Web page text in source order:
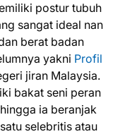
postur tubuh
sangat ideal nan
berat badan
yakni Profil
jiran Malaysia.
bakat seni peran
ia beranjak
selebritis atau